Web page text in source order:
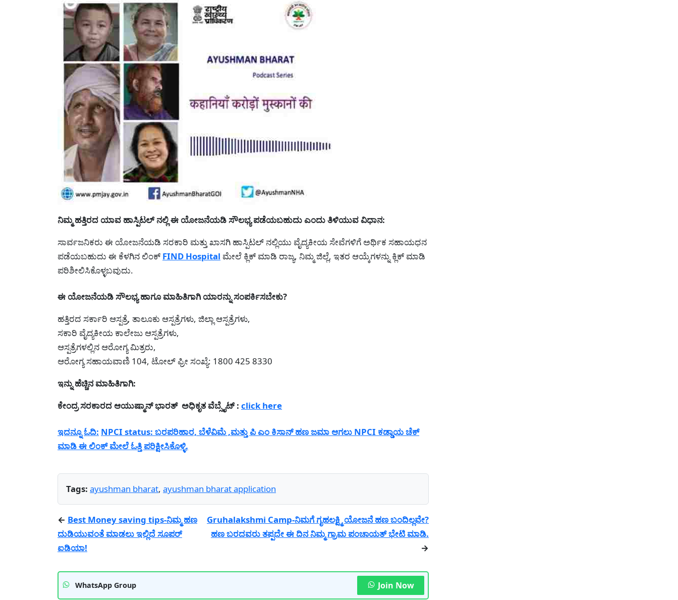
ನಿಮ್ಮ ಹತ್ತಿರದ ಯಾವ ಹಾಸ್ಪಿಟಲ್ ನಲ್ಲಿ ಈ ಯೋಜನೆಯಡಿ ಸೌಲಭ್ಯ ಪಡೆಯಬಹುದು ಎಂದು ತಿಳಿಯುವ ವಿಧಾನ:
ಸಾರ್ವಜನಿಕರು ಈ ಯೋಜನೆಯಡಿ ಸರಕಾರಿ ಮತ್ತು ಖಾಸಗಿ ಹಾಸ್ಪಿಟಲ್ ನಲ್ಲಿಯು ವೈದ್ಯಕೀಯ ಸೇವೆಗಳಿಗೆ ಅರ್ಥಿಕ ಸಹಾಯಧನ
ಪಡೆಯಬಹುದು ಈ ಕೆಳಗಿನ ಲಿಂಕ್ FIND Hospital ಮೇಲೆ ಕ್ಲಿಕ್ ಮಾಡಿ ರಾಜ್ಯ, ನಿಮ್ಮ ಜಿಲ್ಲೆ, ಇತರ ಆಯ್ಕೆಗಳನ್ನು ಕ್ಲಿಕ್ ಮಾಡಿ
ಪರಿಶೀಲಿಸಿಕೊಳ್ಳಬವುದು.
ಈ ಯೋಜನೆಯಡಿ ಸೌಲಭ್ಯ ಹಾಗೂ ಮಾಹಿತಿಗಾಗಿ ಯಾರನ್ನು ಸಂಪರ್ಕಿಸಬೇಕು?
ಹತ್ತಿರದ ಸರ್ಕಾರಿ ಆಸ್ಪತ್ರೆ, ತಾಲೂಕು ಆಸ್ಪತ್ರೆಗಳು, ಜಿಲ್ಲಾ ಆಸ್ಪತ್ರೆಗಳು,
ಸಕಾರಿ ವೈದ್ಯಕೀಯ ಕಾಲೇಜು ಆಸ್ಪತ್ರೆಗಳು,
ಆಸ್ಪತ್ರೆಗಳಲ್ಲಿನ ಆರೋಗ್ಯ ಮಿತ್ರರು,
ಆರೋಗ್ಯ ಸಹಾಯವಾಣಿ 104, ಟೋಲ್ ಫ್ರೀ ಸಂಖ್ಯೆ: 1800 425 8330
ಇನ್ನು ಹೆಚ್ಚಿನ ಮಾಹಿತಿಗಾಗಿ:
ಕೇಂದ್ರ ಸರಕಾರದ ಆಯುಷ್ಮಾನ್ ಭಾರತ್ ಅಧಿಕೃತ ವೆಬ್ಸೈಟ್ : click here
ಇದನ್ನೂ ಓದಿ: NPCI status: ಬರಪರಿಹಾರ, ಬೆಳೆವಿಮೆ ,ಮತ್ತು ಪಿ ಎಂ ಕಿಸಾನ್ ಹಣ ಜಮಾ ಆಗಲು NPCI ಕಡ್ಡಾಯ ಚೆಕ್
ಮಾಡಿ ಈ ಲಿಂಕ್ ಮೇಲೆ ಓತ್ತಿ ಪರಿಕ್ಷೀಸಿಕೊಳ್ಳಿ.
Tags: ayushman bharat, ayushman bharat application
← Best Money saving tips-ನಿಮ್ಮ ಹಣ
ದುಡಿಯುವಂತೆ ಮಾಡಲು ಇಲ್ಲಿದೆ ಸೂಪರ್
ಐಡಿಯಾ!
Gruhalakshmi Camp-ನಿಮಗೆ ಗೃಹಲಕ್ಷ್ಮಿ ಯೋಜನೆ ಹಣ ಬಂದಿಲ್ಲವೇ?
ಹಣ ಬರದವರು ತಪ್ಪದೇ ಈ ದಿನ ನಿಮ್ಮ ಗ್ರಾಮ ಪಂಚಾಯತ್ ಭೇಟಿ ಮಾಡಿ.
→
WhatsApp Group Join Now